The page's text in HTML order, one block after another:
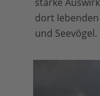
starke
dort lebenden
und Seevögel.